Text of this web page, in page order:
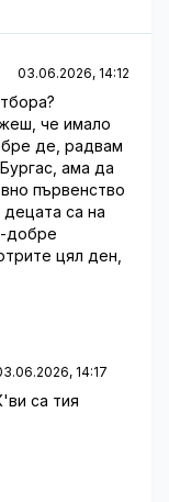
03.06.2026, 14:12
че имало
де, радвам
ама да
първенство
са на
добре
цял ден,
14:17
са тия